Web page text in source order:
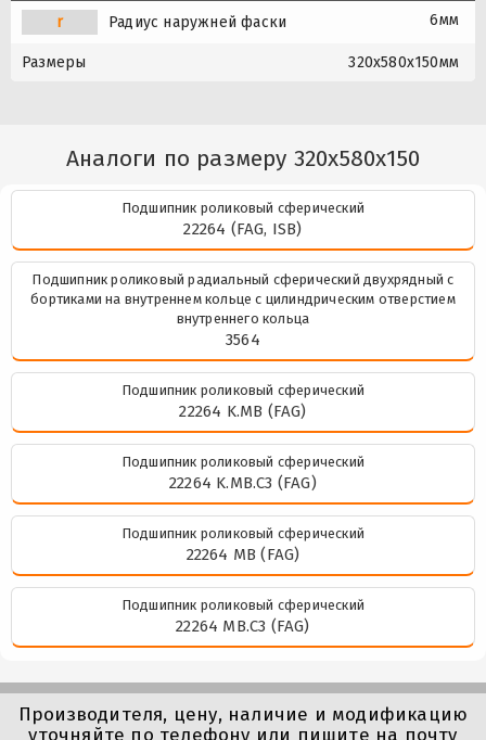
r Радиус наружней фаски 6мм
Размеры 320x580x150мм
Аналоги по размеру 320x580x150
Подшипник роликовый сферический
22264 (FAG, ISB)
Подшипник роликовый радиальный сферический двухрядный с
бортиками на внутреннем кольце с цилиндрическим отверстием
внутреннего кольца
3564
Подшипник роликовый сферический
22264 K.MB (FAG)
Подшипник роликовый сферический
22264 K.MB.C3 (FAG)
Подшипник роликовый сферический
22264 MB (FAG)
Подшипник роликовый сферический
22264 MB.C3 (FAG)
Производителя, цену, наличие и модификацию
уточняйте по телефону или пишите на почту